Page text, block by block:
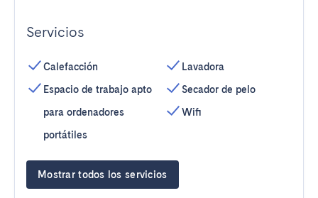
Servicios
Calefacción
Espacio de trabajo apto
para ordenadores
portátiles
Lavadora
Secador de pelo
Wifi
Mostrar todos los servicios